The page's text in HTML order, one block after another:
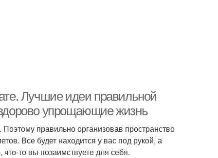
Лучшие идеи правильной
упрощающие жизнь
правильно организовав пространство
Все будет находится у вас под рукой, а
то вы позаимствуете для себя.